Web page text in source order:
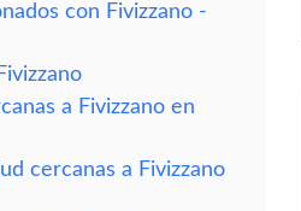
con Fivizzano -
a Fivizzano en
cercanas a Fivizzano